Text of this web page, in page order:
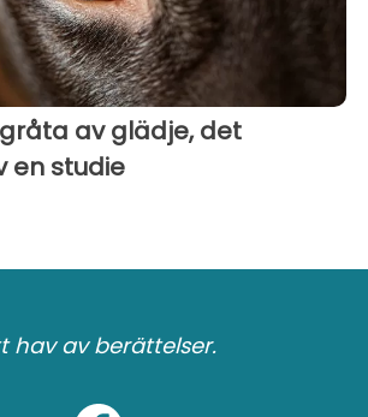
av glädje, det
en studie
hav av berättelser.